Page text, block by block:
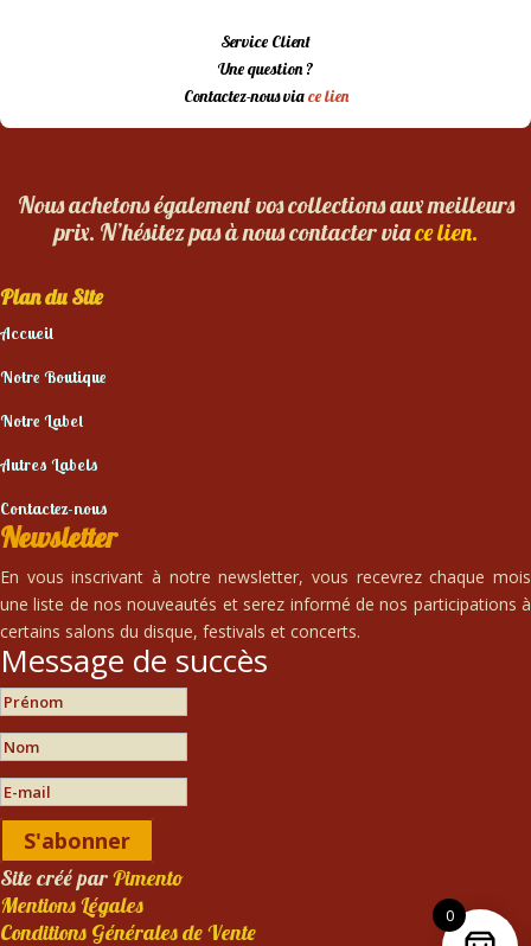
Service Client
Une question ?
Contactez-nous viace lien
Nous achetons également vos collections aux meilleurs
prix. N’hésitez pas à nous contacter viace lien.
Plan du Site
Accueil
Notre Boutique
Notre Label
Autres Labels
Contactez-nous
Newsletter
En vous inscrivant à notre newsletter, vous recevrez chaque mois
une liste de nos nouveautés et serez informé de nos participations à
certains salons du disque, festivals et concerts.
Message de succès
S'abonner
Site créé parPimento
Mentions Légales
Conditions Générales de Vente
0